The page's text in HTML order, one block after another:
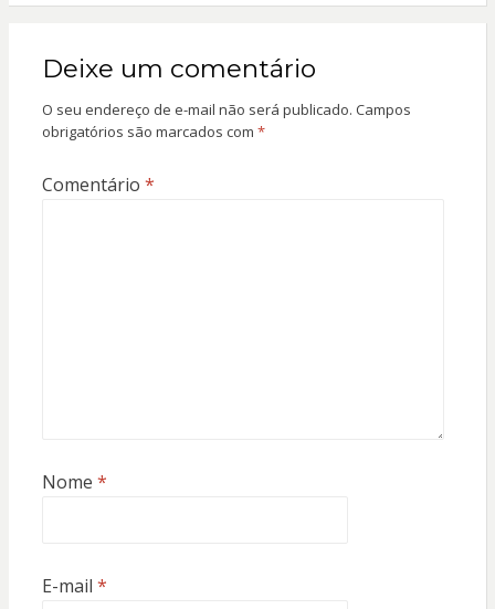
Deixe um comentário
O seu endereço de e-mail não será publicado. Campos
obrigatórios são marcados com *
Comentário *
Nome *
E-mail *